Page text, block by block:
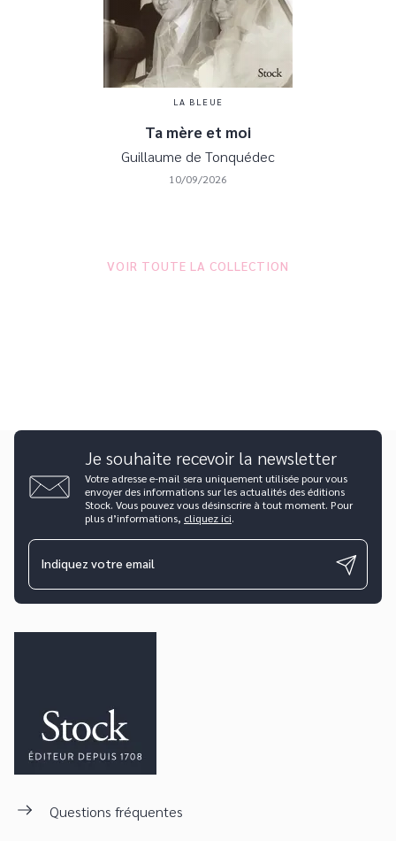
LA BLEUE
Ta mère et moi
Guillaume de Tonquédec
10/09/2026
VOIR TOUTE LA COLLECTION
Je souhaite recevoir la newsletter
Votre adresse e-mail sera uniquement utilisée pour vous
envoyer des informations sur les actualités des éditions
Stock. Vous pouvez vous désinscrire à tout moment. Pour
plus d’informations, cliquez ici.
Indiquez votre email
Questions fréquentes